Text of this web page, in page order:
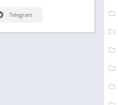
Telegram